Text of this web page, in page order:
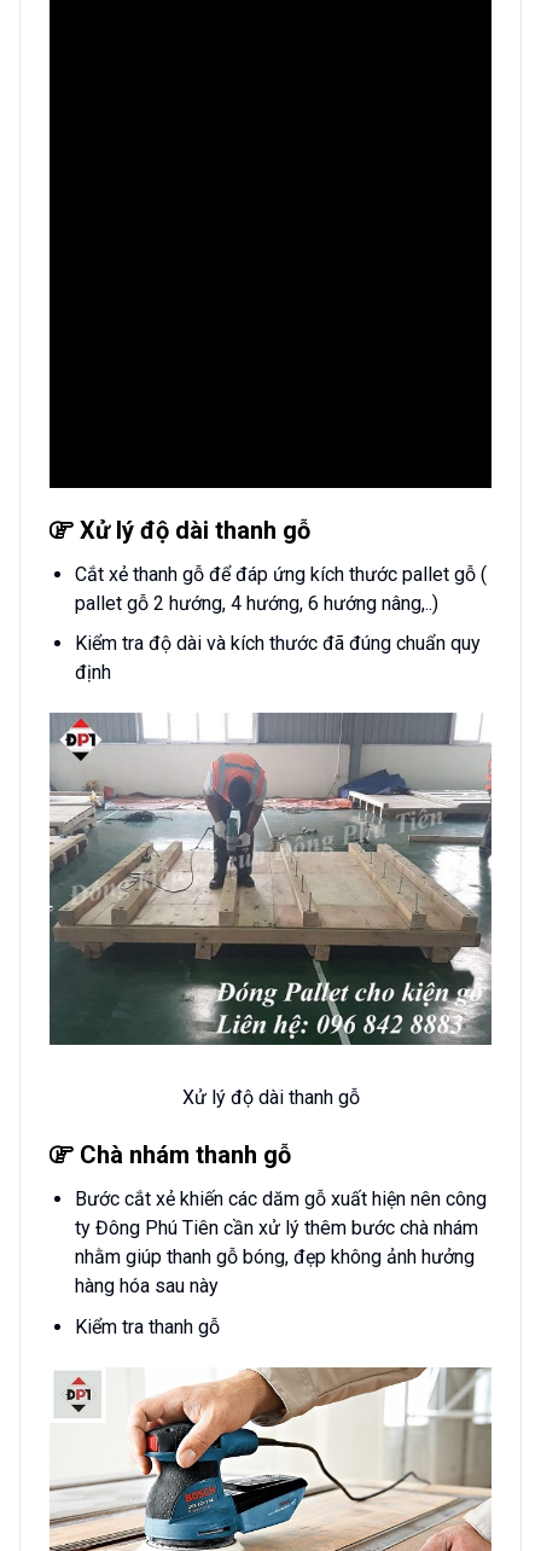
Xử lý độ dài thanh gỗ
Cắt xẻ thanh gỗ để đáp ứng kích thước pallet gỗ (
pallet gỗ 2 hướng, 4 hướng, 6 hướng nâng,..)
Kiểm tra độ dài và kích thước đã đúng chuẩn quy
định
Xử lý độ dài thanh gỗ
Chà nhám thanh gỗ
Bước cắt xẻ khiến các dăm gỗ xuất hiện nên công
ty Đông Phú Tiên cần xử lý thêm bước chà nhám
nhằm giúp thanh gỗ bóng, đẹp không ảnh hưởng
hàng hóa sau này
Kiểm tra thanh gỗ